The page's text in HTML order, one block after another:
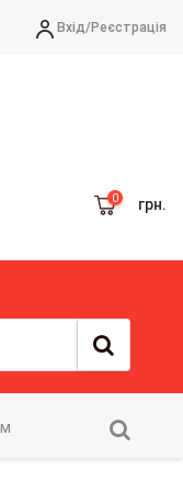
Вхід/Реєстрація
грн.